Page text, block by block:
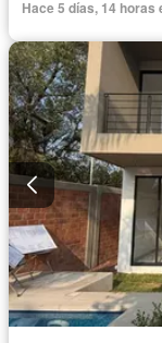
Estacionamiento
Seguridad
Sin amueblar
Hace 5 días, 14 horas